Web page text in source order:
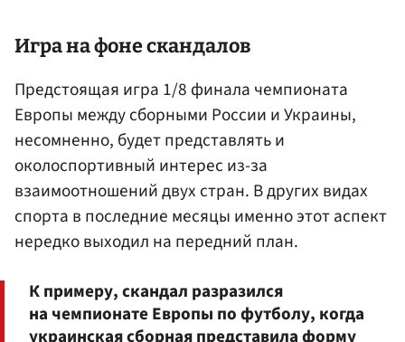
Игра на фоне скандалов
Предстоящая игра 1/8 финала чемпионата
Европы между сборными России и Украины,
несомненно, будет представлять и
околоспортивный интерес из-за
взаимоотношений двух стран. В других видах
спорта в последние месяцы именно этот аспект
нередко выходил на передний план.
К примеру, скандал разразился
на чемпионате Европы по футболу, когда
украинская сборная представила форму